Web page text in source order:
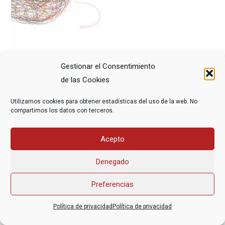
Gestionar el Consentimiento
de las Cookies
Utilizamos cookies para obtener estadísticas del uso de la web. No
compartimos los datos con terceros.
Acepto
Denegado
Preferencias
Política de privacidad Política de privacidad
informacion@derechoamorir.org